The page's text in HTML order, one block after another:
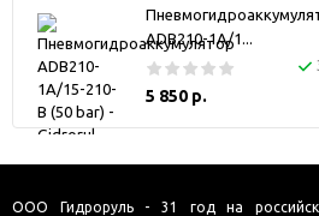
ADB210-1A/1...
5 850 р.
ООО Гидроруль - 31 год на